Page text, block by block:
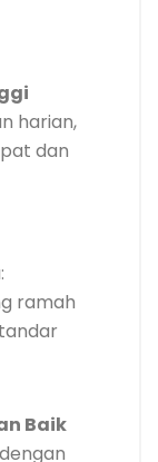
harian,
dan
ramah
Baik